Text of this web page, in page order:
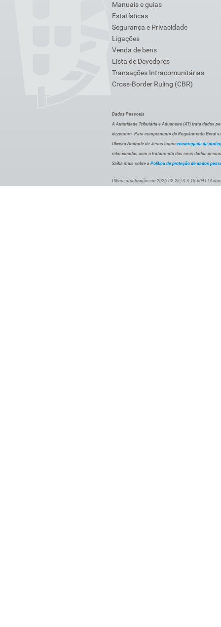
Manuais e guias
Estatísticas
Segurança e Privacidade
Ligações
Venda de bens
Lista de Devedores
Transações Intracomunitárias
Cross-Border Ruling (CBR)
Dados Pessoais
A Autoridade Tributária e Aduaneira (AT) trata dados
dezembro. Para cumprimento do Regulamento Geral
Oliveira Andrade de Jesus como encarregada da
relacionadas com o tratamento dos seus dados
Saiba mais sobre a Política de proteção de dados
Última atualização em 2026-02-25 | 3.3.15-6041 |